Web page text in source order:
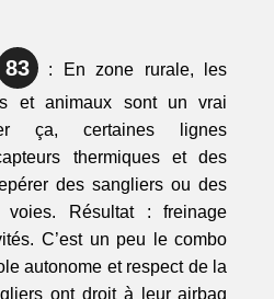
83 : En zone rurale, les
et animaux sont un vrai
ça, certaines lignes
thermiques et des
des sangliers ou des
voies. Résultat : freinage
C’est un peu le combo
autonome et respect de la
ont droit à leur airbag